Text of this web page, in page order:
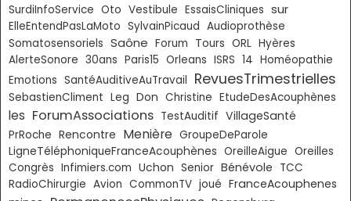
SurdiInfoService Oto Vestibule EssaisCliniques sur
ElleEntendPasLaMoto SylvainPicaud Audioprothèse
Somatosensoriels Saône Forum Tours ORL Hyères
AlerteSonore 30ans Paris15 Orleans ISRS 14 Homéopathie
Emotions SantéAuditiveAuTravail RevuesTrimestrielles
SebastienCliment Leg Don Christine EtudeDesAcouphènes
les ForumAssociations TestAuditif VillageSanté
PrRoche Rencontre Menière GroupeDeParole
LigneTéléphoniqueFranceAcouphènes OreilleAigue Oreilles
Congrès Infimiers.com Uchon Senior Bénévole TCC
RadioChirurgie Avion CommonTV joué FranceAcouphenes